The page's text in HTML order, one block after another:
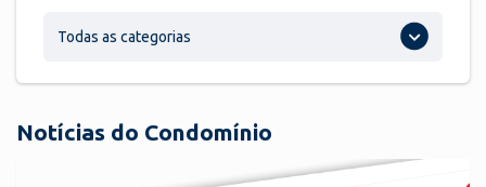
Todas as categorias
Notícias do Condomínio